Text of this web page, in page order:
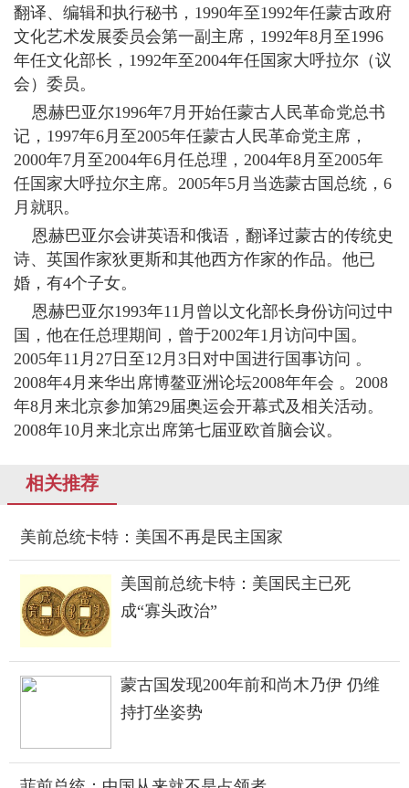
翻译、编辑和执行秘书，1990年至1992年任蒙古政府
文化艺术发展委员会第一副主席，1992年8月至1996
年任文化部长，1992年至2004年任国家大呼拉尔（议
会）委员。
恩赫巴亚尔1996年7月开始任蒙古人民革命党总书
记，1997年6月至2005年任蒙古人民革命党主席，
2000年7月至2004年6月任总理，2004年8月至2005年
任国家大呼拉尔主席。2005年5月当选蒙古国总统，6
月就职。
恩赫巴亚尔会讲英语和俄语，翻译过蒙古的传统史
诗、英国作家狄更斯和其他西方作家的作品。他已
婚，有4个子女。
恩赫巴亚尔1993年11月曾以文化部长身份访问过中
国，他在任总理期间，曾于2002年1月访问中国。
2005年11月27日至12月3日对中国进行国事访问 。
2008年4月来华出席博鳌亚洲论坛2008年年会 。2008
年8月来北京参加第29届奥运会开幕式及相关活动。
2008年10月来北京出席第七届亚欧首脑会议。
相关推荐
美前总统卡特：美国不再是民主国家
美国前总统卡特：美国民主已死
成“寡头政治”
蒙古国发现200年前和尚木乃伊 仍维
持打坐姿势